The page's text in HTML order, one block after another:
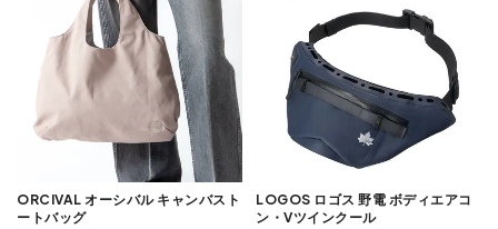
ORCIVAL オーシバル キャンバスト
ートバッグ
LOGOS ロゴス 野電 ボディエアコ
ン・Vツインクール